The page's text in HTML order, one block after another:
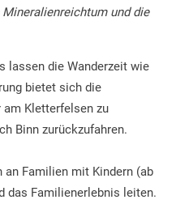
und die
lassen die Wanderzeit wie
bietet sich die
Kletterfelsen zu
Binn zurückzufahren.
Familien mit Kindern (ab
das Familienerlebnis leiten.